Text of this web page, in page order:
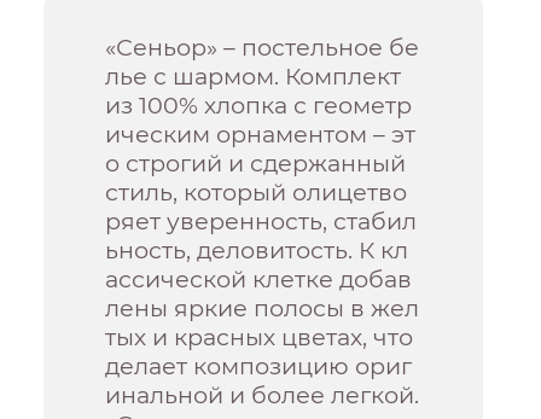
«Сеньор» – постельное бе
лье с шармом. Комплект
из 100% хлопка с геометр
ическим орнаментом – эт
о строгий и сдержанный
стиль, который олицетво
ряет уверенность, стабил
ьность, деловитость. К кл
ассической клетке добав
лены яркие полосы в жел
тых и красных цветах, что
делает композицию ориг
инальной и более легкой.